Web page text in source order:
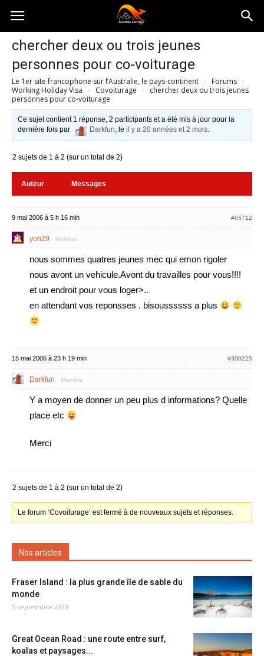
Australia-
australie.com
chercher deux ou trois jeunes
personnes pour co-voiturage
Le 1er site francophone sur l’Australie, le pays-continent › Forums ›
Working Holiday Visa › Covoiturage ›
chercher deux ou trois jeunes
personnes pour co-voiturage
Ce sujet contient 1 réponse, 2 participants et a été mis à jour pour la
dernière fois par
Darkfun, leil y a 20 années et 2 mois.
2 sujets de 1 à 2 (sur un total de 2)
Auteur Messages
9 mai 2006 à 5 h 16 min #65712
yoh29 Membre
nous sommes quatres jeunes mec qui emon rigoler
nous avont un vehicule.Avont du travailles pour vous!!!!
et un endroit pour vous loger>..
en attendant vos reponsses . bisoussssss a plus
15 mai 2006 à 23 h 19 min #300225
Darkfun Membre
Y a moyen de donner un peu plus d informations? Quelle
place etc
Merci
2 sujets de 1 à 2 (sur un total de 2)
Le forum ‘Covoiturage’ est fermé à de nouveaux sujets et réponses.
Nos articles
Fraser Island : la plus grande île de sable du
monde
5 septembre 2023
Great Ocean Road : une route entre surf,
koalas et paysages...